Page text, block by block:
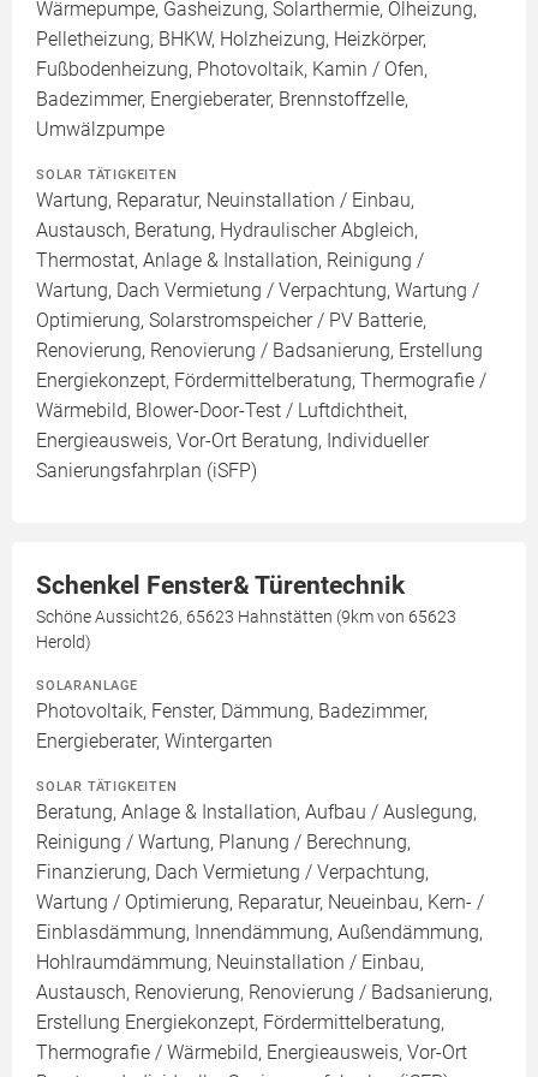
Wärmepumpe, Gasheizung, Solarthermie, Ölheizung,
Pelletheizung, BHKW, Holzheizung, Heizkörper,
Fußbodenheizung, Photovoltaik, Kamin / Ofen,
Badezimmer, Energieberater, Brennstoffzelle,
Umwälzpumpe
SOLAR TÄTIGKEITEN
Wartung, Reparatur, Neuinstallation / Einbau,
Austausch, Beratung, Hydraulischer Abgleich,
Thermostat, Anlage & Installation, Reinigung /
Wartung, Dach Vermietung / Verpachtung, Wartung /
Optimierung, Solarstromspeicher / PV Batterie,
Renovierung, Renovierung / Badsanierung, Erstellung
Energiekonzept, Fördermittelberatung, Thermografie /
Wärmebild, Blower-Door-Test / Luftdichtheit,
Energieausweis, Vor-Ort Beratung, Individueller
Sanierungsfahrplan (iSFP)
Schenkel Fenster& Türentechnik
Schöne Aussicht26, 65623 Hahnstätten (9km von 65623
Herold)
SOLARANLAGE
Photovoltaik, Fenster, Dämmung, Badezimmer,
Energieberater, Wintergarten
SOLAR TÄTIGKEITEN
Beratung, Anlage & Installation, Aufbau / Auslegung,
Reinigung / Wartung, Planung / Berechnung,
Finanzierung, Dach Vermietung / Verpachtung,
Wartung / Optimierung, Reparatur, Neueinbau, Kern- /
Einblasdämmung, Innendämmung, Außendämmung,
Hohlraumdämmung, Neuinstallation / Einbau,
Austausch, Renovierung, Renovierung / Badsanierung,
Erstellung Energiekonzept, Fördermittelberatung,
Thermografie / Wärmebild, Energieausweis, Vor-Ort